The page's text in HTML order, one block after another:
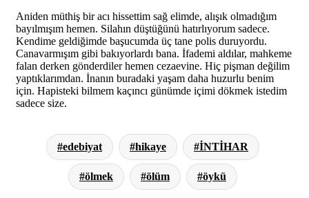
Aniden müthiş bir acı hissettim sağ elimde, alışık olmadığım
bayılmışım hemen. Silahın düştüğünü hatırlıyorum sadece.
Kendime geldiğimde başucumda üç tane polis duruyordu.
Canavarmışım gibi bakıyorlardı bana. İfademi aldılar, mahkeme
falan derken gönderdiler hemen cezaevine. Hiç pişman değilim
yaptıklarımdan. İnanın buradaki yaşam daha huzurlu benim
için. Hapisteki bilmem kaçıncı günümde içimi dökmek istedim
sadece size.
edebiyat hikaye İNTİHAR
ölmek ölüm öykü